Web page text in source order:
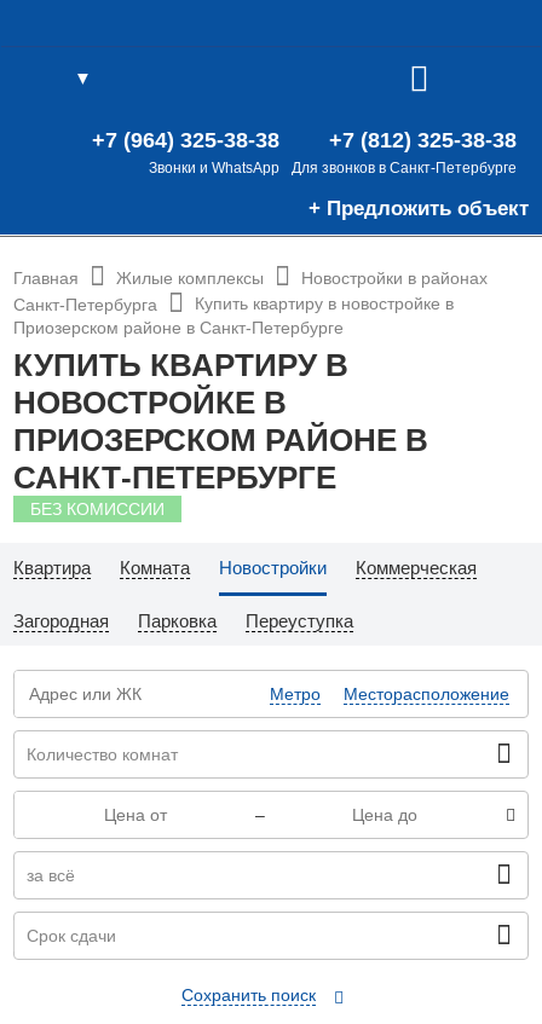
▼
+7 (812) 325-38-38
Для звонков в Санкт-Петербурге
+7 (964) 325-38-38
Звонки и WhatsApp
+ Предложить объект
Главная Жилые комплексы
Новостройки в районах
Санкт-Петербурга
Купить квартиру в новостройке в
Приозерском районе в Санкт-Петербурге
КУПИТЬ КВАРТИРУ В
НОВОСТРОЙКЕ В
ПРИОЗЕРСКОМ РАЙОНЕ В
САНКТ-ПЕТЕРБУРГЕ
БЕЗ КОМИССИИ
Квартира Комната Новостройки Коммерческая
Загородная Парковка Переуступка
Метро Месторасположение
–
Сохранить поиск